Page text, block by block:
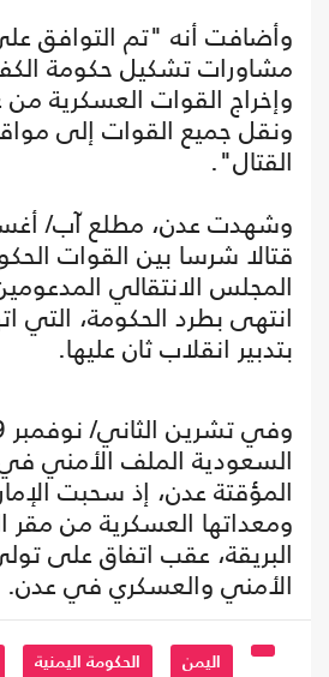
وأضافت أنه "تم التوافق
مشاورات تشكيل حكومة
وإخراج القوات العسكرية
ونقل جميع القوات إلى
القتال".
قتالا شرسا بين القوات
المجلس الانتقالي
انتهى بطرد الحكومة، التي
بتدبير انقلاب ثان عليها.
السعودية الملف الأمني في
المؤقتة عدن، إذ سحبت
ومعداتها العسكرية من مقر
البريقة، عقب اتفاق على
الأمني والعسكري في عدن.
اليمن الحكومة اليمنية